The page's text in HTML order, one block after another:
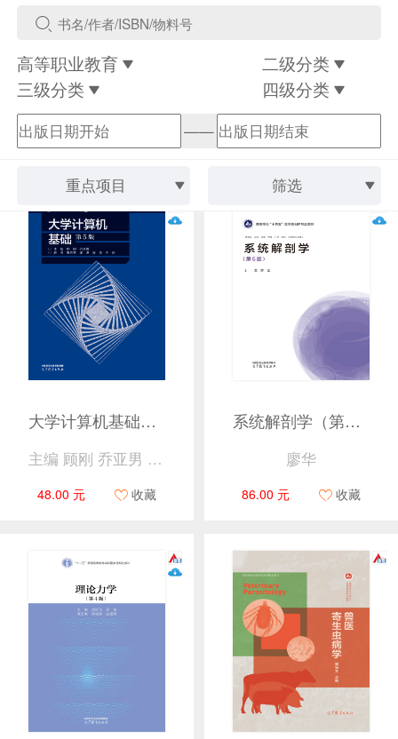
高等职业教育
二级分类
三级分类
四级分类
——
重点项目 筛选
大学计算机基础（第5版）
主编 顾刚 乔亚男 编者 贾应智 谢涛 陈龙 齐琪
48.00 元 收藏
系统解剖学（第5版）
廖华
86.00 元 收藏